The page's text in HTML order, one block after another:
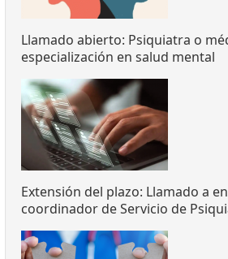
Llamado abierto: Psiquiatra o
especialización en salud mental
Extensión del plazo: Llamado a
coordinador de Servicio de